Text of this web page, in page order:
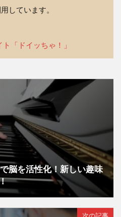
しています。
「ドイッちゃ！」
脳を活性化！新しい趣味